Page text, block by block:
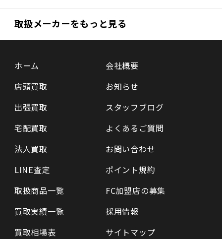
取扱メーカーをもっと見る
ホーム
店頭買取
出張買取
宅配買取
法人買取
LINE査定
取扱商品一覧
買取実績一覧
買取相場表
会社概要
お知らせ
スタッフブログ
よくあるご質問
お問い合わせ
ポイント規約
FC加盟店の募集
採用情報
サイトマップ